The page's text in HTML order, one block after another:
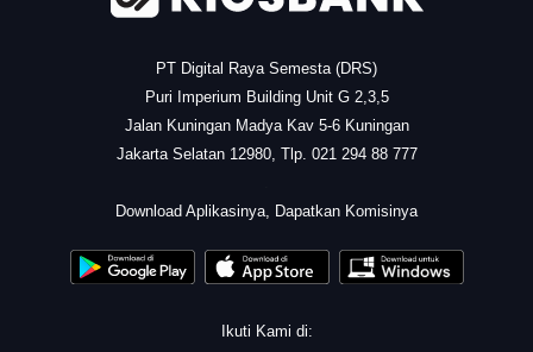
PT Digital Raya Semesta (DRS)
Puri Imperium Building Unit G 2,3,5
Jalan Kuningan Madya Kav 5-6 Kuningan
Jakarta Selatan 12980, Tlp. 021 294 88 777
Download Aplikasinya, Dapatkan Komisinya
Ikuti Kami di: